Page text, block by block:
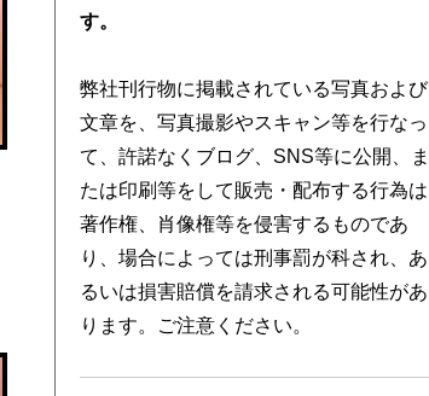
す。
弊社刊行物に掲載されている写真および
文章を、写真撮影やスキャン等を行なっ
て、許諾なくブログ、SNS等に公開、ま
たは印刷等をして販売・配布する行為は
著作権、肖像権等を侵害するものであ
り、場合によっては刑事罰が科され、あ
るいは損害賠償を請求される可能性があ
ります。ご注意ください。